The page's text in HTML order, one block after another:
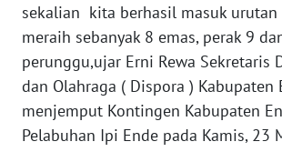
sekalian kita berhasil masuk urutan
meraih sebanyak 8 emas, perak 9
perunggu,ujar Erni Rewa Sekretaris
dan Olahraga ( Dispora ) Kabupaten
menjemput Kontingen Kabupaten
Pelabuhan Ipi Ende pada Kamis, 23
SUMUT
WN
JAKARTA
WN
JABAR